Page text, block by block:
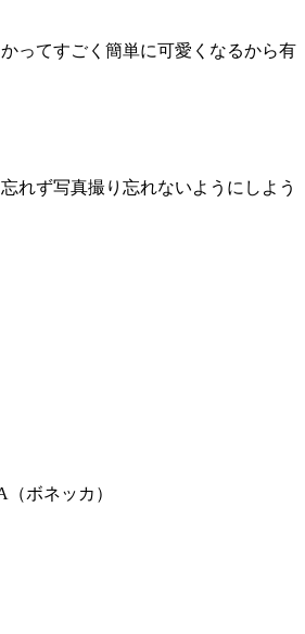
ってすごく簡単に可愛くなるから有
れず写真撮り忘れないようにしよう
ボネッカ）